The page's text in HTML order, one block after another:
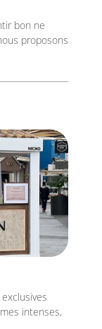
bon ne
proposons
intenses,